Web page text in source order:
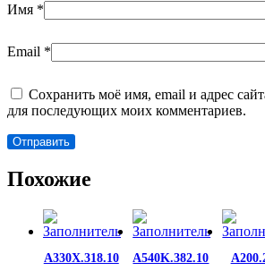
Имя *
Email *
Сохранить моё имя, email и адрес
для последующих моих комментариев.
Похожие
A330X.318.10 A540K.382.10